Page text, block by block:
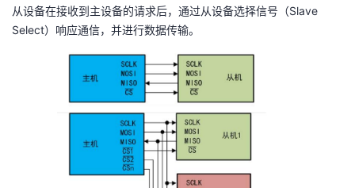
发
Programs
的
从设备在接收到主设备的请求后，通过从设备选择信号（Slave
Select）响应通信，并进行数据传输。